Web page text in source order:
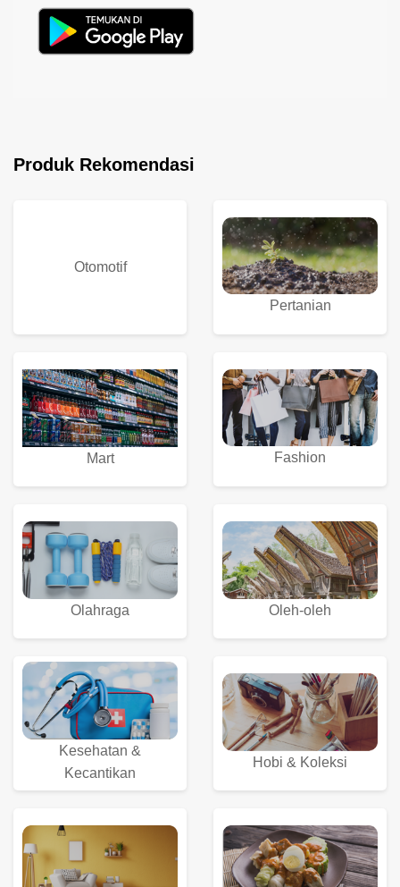
Produk Rekomendasi
Otomotif
Pertanian
Mart Fashion
Olahraga Oleh-oleh
Kesehatan &
Kecantikan
Hobi & Koleksi